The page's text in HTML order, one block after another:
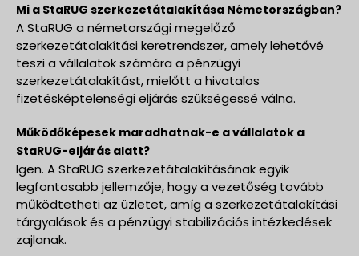
Mi a StaRUG szerkezetátalakítása Németországban?
A StaRUG a németországi megelőző
szerkezetátalakítási keretrendszer, amely lehetővé
teszi a vállalatok számára a pénzügyi
szerkezetátalakítást, mielőtt a hivatalos
fizetésképtelenségi eljárás szükségessé válna.
Működőképesek maradhatnak-e a vállalatok a
StaRUG-eljárás alatt?
Igen. A StaRUG szerkezetátalakításának egyik
legfontosabb jellemzője, hogy a vezetőség tovább
működtetheti az üzletet, amíg a szerkezetátalakítási
tárgyalások és a pénzügyi stabilizációs intézkedések
zajlanak.